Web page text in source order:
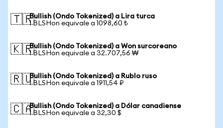
🇹🇷Bullish (Ondo Tokenized) a Lira turca
1 BLSHon equivale a 1098,60 ₺
🇰🇷Bullish (Ondo Tokenized) a Won surcoreano
1 BLSHon equivale a 32.707,56 ₩
🇷🇺Bullish (Ondo Tokenized) a Rublo ruso
1 BLSHon equivale a 1911,54 ₽
🇨🇦Bullish (Ondo Tokenized) a Dólar canadiense
1 BLSHon equivale a 32,30 $